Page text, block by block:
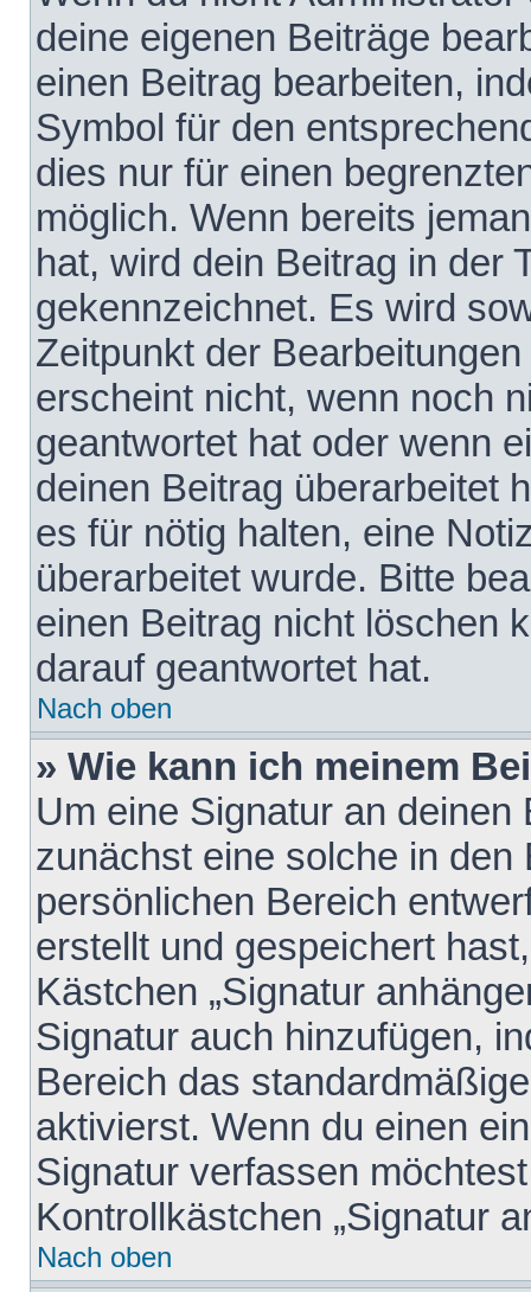
deine eigenen Beiträge
einen Beitrag bearbeiten,
Symbol für den
dies nur für einen
möglich. Wenn bereits
hat, wird dein Beitrag in der
gekennzeichnet. Es wird
Zeitpunkt der
erscheint nicht, wenn noch
geantwortet hat oder wenn
deinen Beitrag überarbeitet
es für nötig halten, eine
überarbeitet wurde. Bitte
einen Beitrag nicht löschen
darauf geantwortet hat.
Nach oben
» Wie kann ich meinem
Um eine Signatur an
zunächst eine solche in den
persönlichen Bereich
erstellt und gespeichert
Kästchen „Signatur
Signatur auch hinzufügen,
Bereich das
aktivierst. Wenn du einen
Signatur verfassen
Kontrollkästchen „Signatur
Nach oben